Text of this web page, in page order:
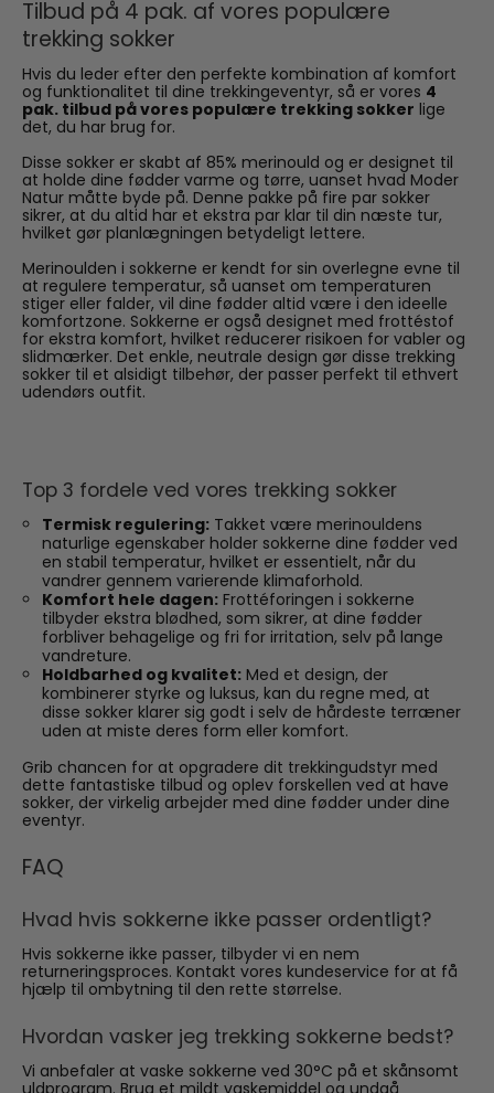
Tilbud på 4 pak. af vores populære
trekking sokker
Hvis du leder efter den perfekte kombination af komfort
og funktionalitet til dine trekkingeventyr, så er vores 4
pak. tilbud på vores populære trekking sokker lige
det, du har brug for.
Disse sokker er skabt af 85% merinould og er designet til
at holde dine fødder varme og tørre, uanset hvad Moder
Natur måtte byde på. Denne pakke på fire par sokker
sikrer, at du altid har et ekstra par klar til din næste tur,
hvilket gør planlægningen betydeligt lettere.
Merinoulden i sokkerne er kendt for sin overlegne evne til
at regulere temperatur, så uanset om temperaturen
stiger eller falder, vil dine fødder altid være i den ideelle
komfortzone. Sokkerne er også designet med frottéstof
for ekstra komfort, hvilket reducerer risikoen for vabler og
slidmærker. Det enkle, neutrale design gør disse trekking
sokker til et alsidigt tilbehør, der passer perfekt til ethvert
udendørs outfit.
Top 3 fordele ved vores trekking sokker
Termisk regulering:Takket være merinouldens
naturlige egenskaber holder sokkerne dine fødder ved
en stabil temperatur, hvilket er essentielt, når du
vandrer gennem varierende klimaforhold.
Komfort hele dagen:Frottéforingen i sokkerne
tilbyder ekstra blødhed, som sikrer, at dine fødder
forbliver behagelige og fri for irritation, selv på lange
vandreture.
Holdbarhed og kvalitet:Med et design, der
kombinerer styrke og luksus, kan du regne med, at
disse sokker klarer sig godt i selv de hårdeste terræner
uden at miste deres form eller komfort.
Grib chancen for at opgradere dit trekkingudstyr med
dette fantastiske tilbud og oplev forskellen ved at have
sokker, der virkelig arbejder med dine fødder under dine
eventyr.
FAQ
Hvad hvis sokkerne ikke passer ordentligt?
Hvis sokkerne ikke passer, tilbyder vi en nem
returneringsproces. Kontakt vores kundeservice for at få
hjælp til ombytning til den rette størrelse.
Hvordan vasker jeg trekking sokkerne bedst?
Vi anbefaler at vaske sokkerne ved 30°C på et skånsomt